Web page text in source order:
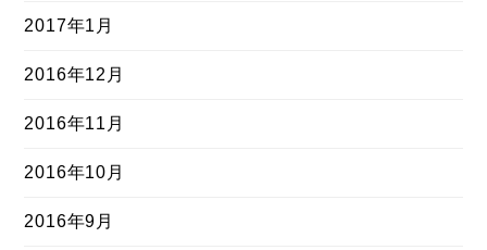
2017年1月
2016年12月
2016年11月
2016年10月
2016年9月